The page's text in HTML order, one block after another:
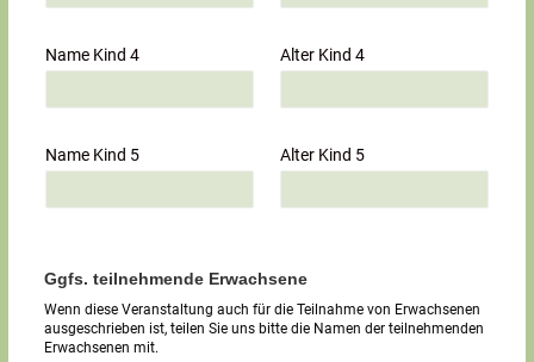
Name Kind 4 Alter Kind 4
Name Kind 5 Alter Kind 5
Ggfs. teilnehmende Erwachsene
Wenn diese Veranstaltung auch für die Teilnahme von Erwachsenen
ausgeschrieben ist, teilen Sie uns bitte die Namen der teilnehmenden
Erwachsenen mit.